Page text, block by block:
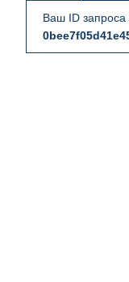
Ваш ID запроса